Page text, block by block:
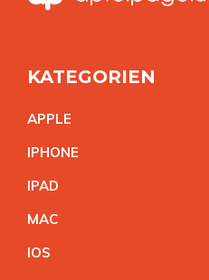
KATEGORIEN
APPLE
IPHONE
IPAD
MAC
IOS